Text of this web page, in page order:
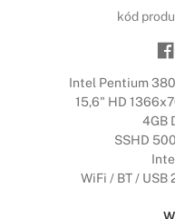
kód
Intel Pentium
15,6" HD
4GB
SSHD
WiFi / BT / USB